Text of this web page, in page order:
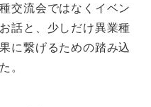
交流会ではなくイベン
話と、少しだけ異業種
に繋げるための踏み込
。